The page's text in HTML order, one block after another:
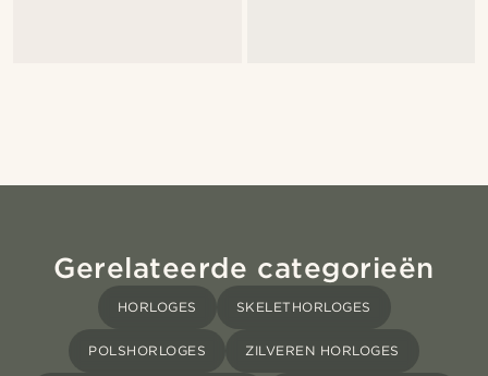
Gerelateerde categorieën
HORLOGES SKELETHORLOGES
POLSHORLOGES ZILVEREN HORLOGES